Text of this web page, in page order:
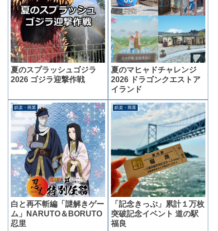
夏のスプラッシュゴジラ
2026 ゴジラ迎撃作戦
夏のマヒャドチャレンジ
2026 ドラゴンクエストア
イランド
娯楽・商業
白と再不斬編「謎解きゲー
ム」NARUTO＆BORUTO
忍里
娯楽・商業
「記念きっぷ」累計１万枚
突破記念イベント 道の駅
福良